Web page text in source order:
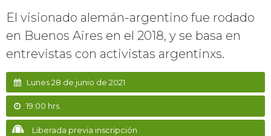
El visionado alemán-argentino fue rodado
en Buenos Aires en el 2018, y se basa en
entrevistas con activistas argentinxs.
Lunes 28 de junio de 2021
19:00 hrs.
Liberada previa inscripción